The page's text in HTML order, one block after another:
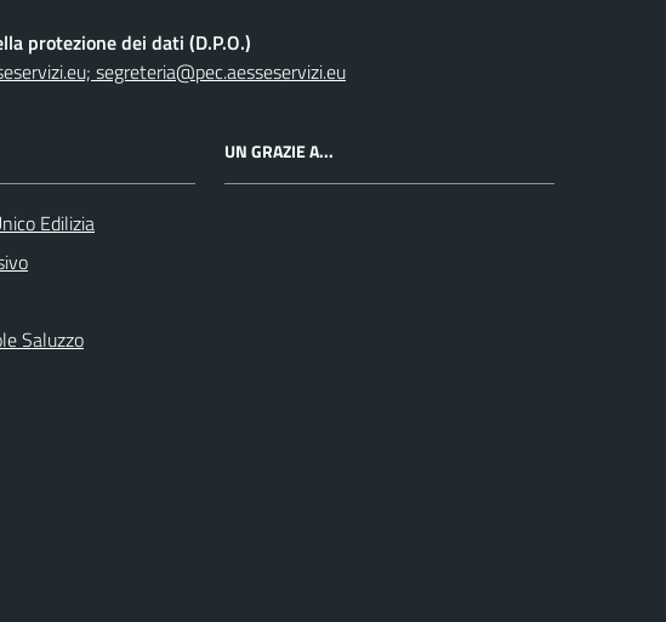
protezione dei dati (D.P.O.)
segreteria@pec.aesseservizi.eu
Edilizia
Saluzzo
UN GRAZIE A...